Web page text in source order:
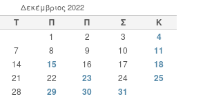
Δεκέμβριος 2022
Τ Π Π Σ Κ
1 2 3 4
7 8 9 10 11
14 15 16 17 18
21 22 23 24
25
28 29 30
31